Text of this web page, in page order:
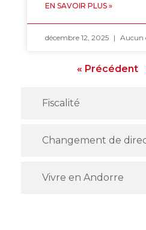
Fiscalité
Changement de
Vivre en Andorre
EN SAVOIR PLUS »
décembre 12, 2025 Aucun
« Précédent